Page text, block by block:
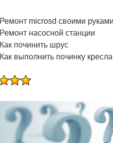
Ремонт microsd своими руками
Ремонт насосной станции
Как починить шрус
Как выполнить починку кресла